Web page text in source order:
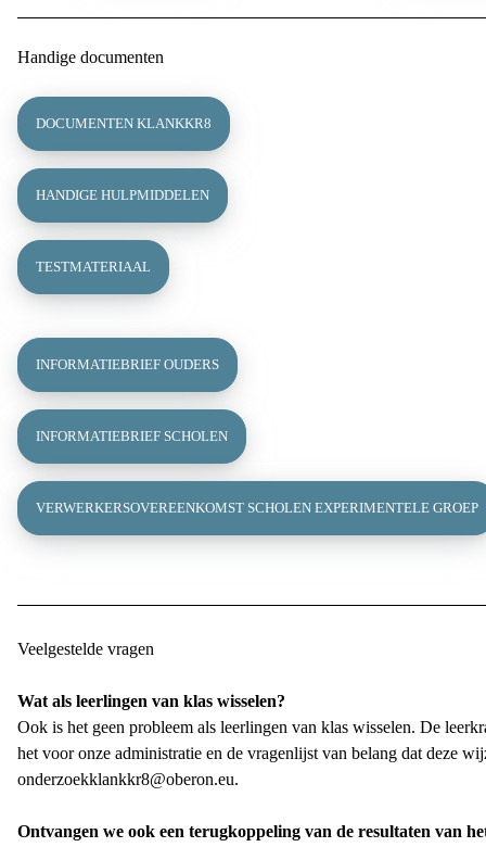
Handige documenten
DOCUMENTEN KLANKKR8
HANDIGE HULPMIDDELEN
TESTMATERIAAL
INFORMATIEBRIEF OUDERS
INFORMATIEBRIEF SCHOLEN
VERWERKERSOVEREENKOMST SCHOLEN EXPERIMENTELE GROEP
Veelgestelde vragen
Wat als leerlingen van klas wisselen?
Ook is het geen probleem als leerlingen van klas wisselen. De
het voor onze administratie en de vragenlijst van belang dat deze
onderzoekklankkr8@oberon.eu.
Ontvangen we ook een terugkoppeling van de resultaten van